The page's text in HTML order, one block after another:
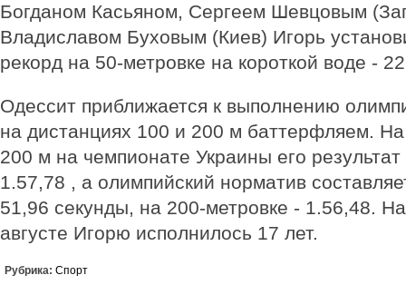
Богданом Кась­яном, Сергеем Шевцовым
Владиславом Буховым (Киев) Игорь
рекорд на 50-метровке на короткой воде -
Одессит приближается к выполнению
на дистанциях 100 и 200 м баттерфляем.
200 м на чемпионате Украины его
1.57,78 , а олимпийский норматив
51,96 секунды, на 200-метровке - 1.56,48.
августе Игорю исполнилось 17 лет.
Рубрика: Спорт